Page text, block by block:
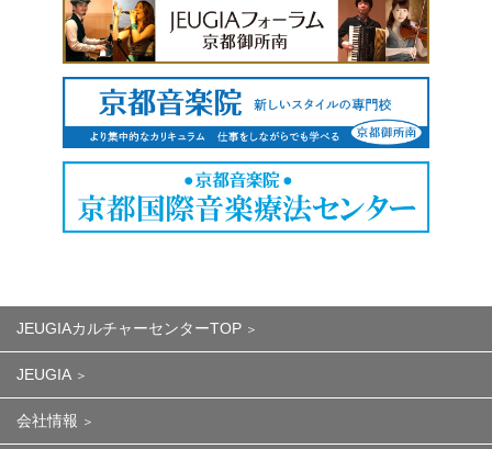
JEUGIAカルチャーセンターTOP
JEUGIA
会社情報